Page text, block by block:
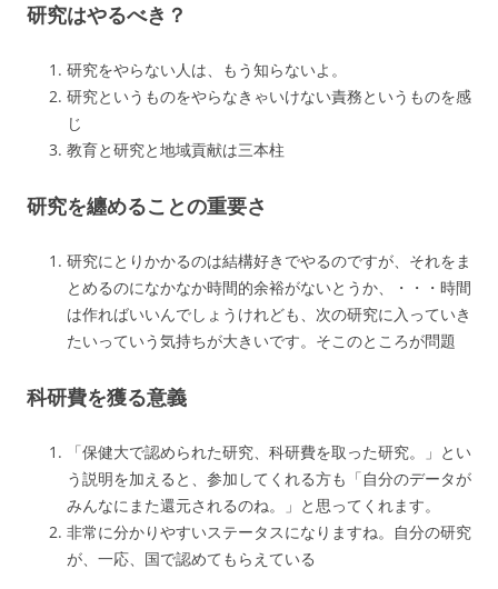
研究はやるべき？
研究をやらない人は、もう知らないよ。
研究というものをやらなきゃいけない責務というものを感
じ
教育と研究と地域貢献は三本柱
研究を纏めることの重要さ
研究にとりかかるのは結構好きでやるのですが、それをま
とめるのになかなか時間的余裕がないとうか、・・・時間
は作ればいいんでしょうけれども、次の研究に入っていき
たいっていう気持ちが大きいです。そこのところが問題
科研費を獲る意義
「保健大で認められた研究、科研費を取った研究。」とい
う説明を加えると、参加してくれる方も「自分のデータが
みんなにまた還元されるのね。」と思ってくれます。
非常に分かりやすいステータスになりますね。自分の研究
が、一応、国で認めてもらえている